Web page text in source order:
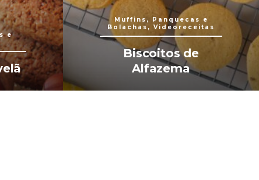
e
Muffins, Panquecas e
Bolachas, Videoreceitas
Biscoitos de
Alfazema